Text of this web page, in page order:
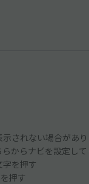
されない場合があ
からナビを設定して
を押す
押す